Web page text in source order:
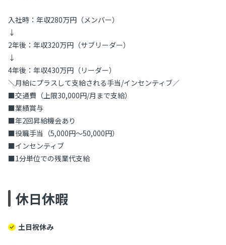
入社時：年収280万円（メンバー）
↓
2年後：年収320万円（サブリーダー）
↓
4年後：年収430万円（リーダー）
＼月給にプラスして支給される手当/インセンティブ／
■交通費（上限30,000円/月まで支給）
■業績賞与
■年2回昇給機会あり
■役職手当（5,000円～50,000円）
■インセンティブ
■1分単位での残業代支給
休日休暇
土日祝休み